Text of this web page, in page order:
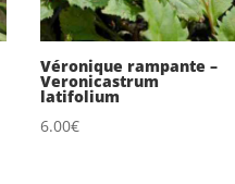
Véronique rampante –
Veronicastrum
latifolium
6.00€